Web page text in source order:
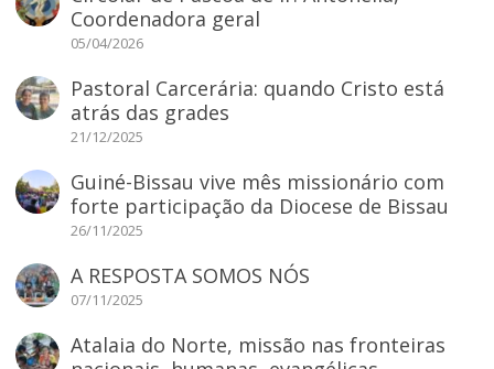
Coordenadora geral
05/04/2026
Pastoral Carcerária: quando Cristo está
atrás das grades
21/12/2025
Guiné-Bissau vive mês missionário com
forte participação da Diocese de Bissau
26/11/2025
A RESPOSTA SOMOS NÓS
07/11/2025
Atalaia do Norte, missão nas fronteiras